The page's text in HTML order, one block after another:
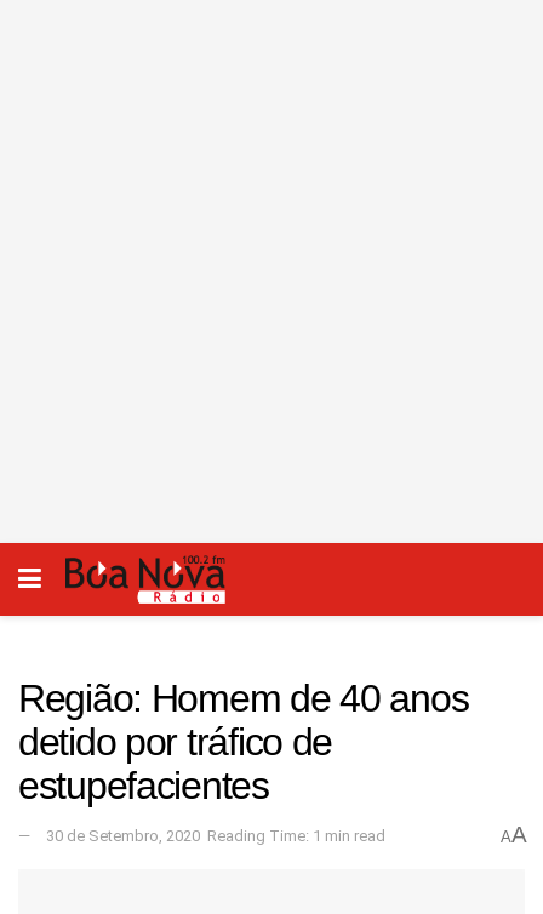
Região: Homem de 40 anos
detido por tráfico de
estupefacientes
30 de Setembro, 2020 Reading Time: 1 min read AA